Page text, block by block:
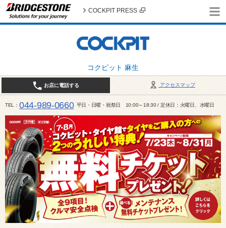
コクピット 麻生
COCKPIT PRESS
アクセスマップ
お店に電話する
TEL 044-989-0660 平日・日曜・祝祭日 10:00～18:30 / 定休日：火曜日、水曜日